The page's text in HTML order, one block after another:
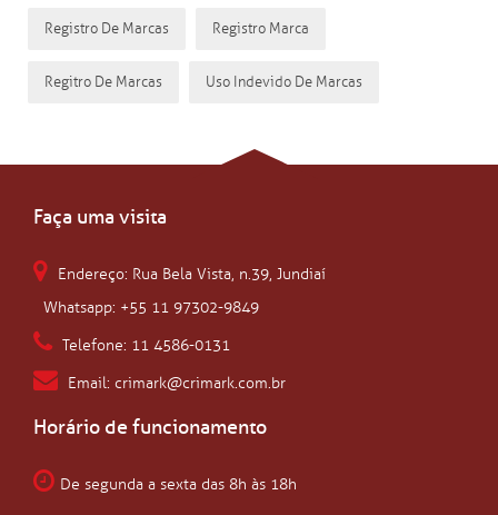
Registro De Marcas Registro Marca
Regitro De Marcas Uso Indevido De Marcas
Faça uma visita
Endereço: Rua Bela Vista, n.39, Jundiaí
Whatsapp: +55 11 97302-9849
Telefone: 11 4586-0131
Email: crimark@crimark.com.br
Horário de funcionamento
De segunda a sexta das 8h às 18h